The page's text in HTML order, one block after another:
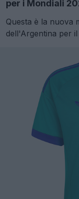
per i Mondiali
Questa è la nuova
dell'Argentina per